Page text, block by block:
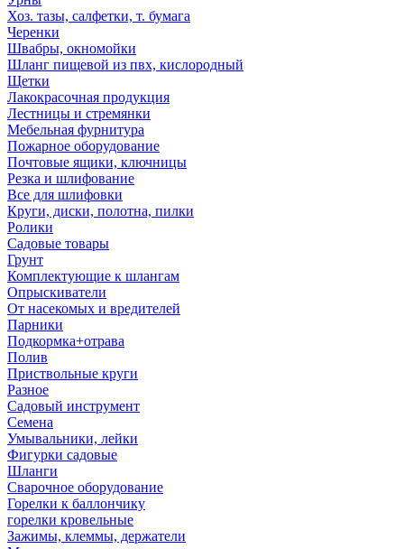
Хоз. тазы, салфетки, т. бумага
Черенки
Швабры, окномойки
Шланг пищевой из пвх, кислородный
Щетки
Лакокрасочная продукция
Лестницы и стремянки
Мебельная фурнитура
Пожарное оборудование
Почтовые ящики, ключницы
Резка и шлифование
Все для шлифовки
Круги, диски, полотна, пилки
Ролики
Садовые товары
Грунт
Комплектующие к шлангам
Опрыскиватели
От насекомых и вредителей
Парники
Подкормка+отрава
Полив
Приствольные круги
Разное
Садовый инструмент
Семена
Умывальники, лейки
Фигурки садовые
Шланги
Сварочное оборудование
Горелки к баллончику
горелки кровельные
Зажимы, клеммы, держатели